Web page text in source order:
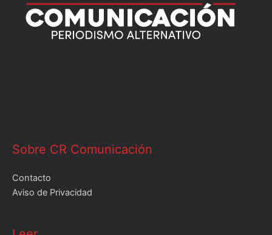
Sobre CR Comunicación
Contacto
Aviso de Privacidad
Leer